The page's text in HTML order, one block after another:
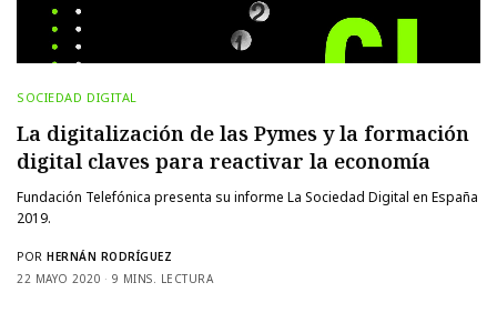
SOCIEDAD DIGITAL
La digitalización de las Pymes y la formación
digital claves para reactivar la economía
Fundación Telefónica presenta su informe La Sociedad Digital en España
2019.
POR HERNÁN RODRÍGUEZ
22 MAYO 2020
9 MINS. LECTURA